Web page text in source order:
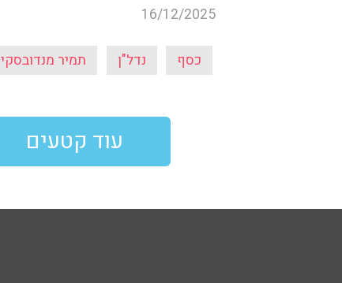
16/12/2025
כסף נדל"ן תמיר מנדובסקי
עוד קטעים